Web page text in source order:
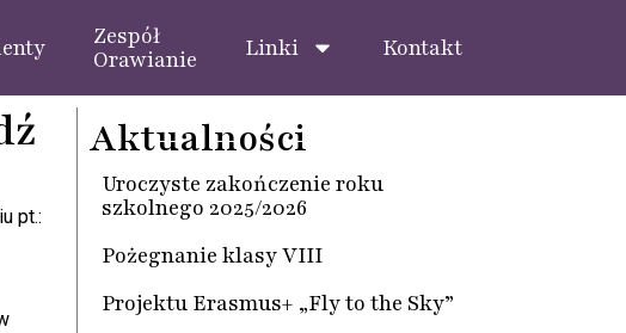
Zespół
Orawianie
Linki Kontakt
pt.:
Aktualności
Uroczyste zakończenie roku
szkolnego 2025/2026
Pożegnanie klasy VIII
Projektu Erasmus+ „Fly to the Sky”